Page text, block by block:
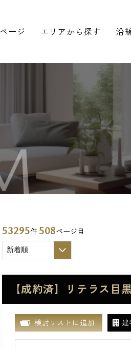
ージ エリアから探す 沿
53295件 508ページ目
【成約済】リテラス目
検討リストに追加